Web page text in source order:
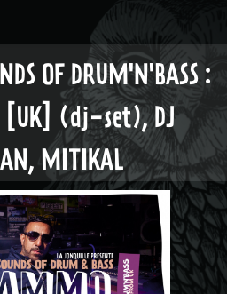
OF DRUM'N'BASS :
[UK] (dj-set), DJ
MITIKAL